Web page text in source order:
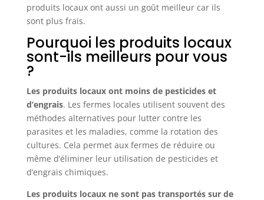
produits locaux ont aussi un goût meilleur car ils
sont plus frais.
Pourquoi les produits locaux
sont-ils meilleurs pour vous
?
Les produits locaux ont moins de pesticides et
d’engrais. Les fermes locales utilisent souvent des
méthodes alternatives pour lutter contre les
parasites et les maladies, comme la rotation des
cultures. Cela permet aux fermes de réduire ou
même d’éliminer leur utilisation de pesticides et
d’engrais chimiques.
Les produits locaux ne sont pas transportés sur de